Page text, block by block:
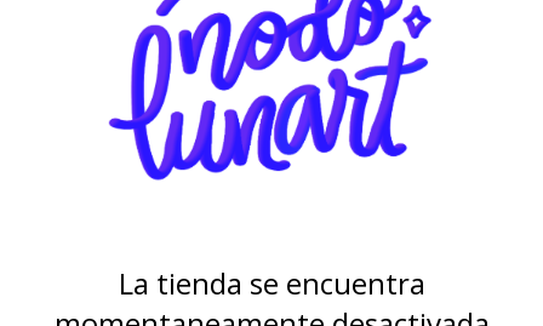
La tienda se encuentra